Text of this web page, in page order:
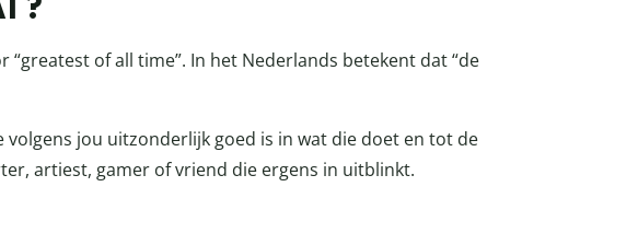
“greatest of all time”. In het Nederlands betekent dat “de
volgens jou uitzonderlijk goed is in wat die doet en tot de
artiest, gamer of vriend die ergens in uitblinkt.